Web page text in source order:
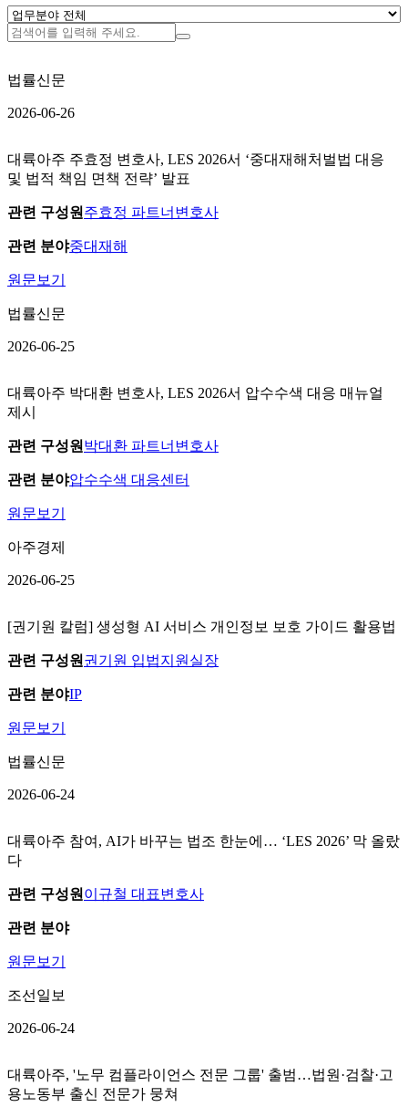
법률신문
2026-06-26
대륙아주 주효정 변호사, LES 2026서 ‘중대재해처벌법 대응
및 법적 책임 면책 전략’ 발표
관련 구성원 주효정 파트너변호사
관련 분야중대재해
원문보기
법률신문
2026-06-25
대륙아주 박대환 변호사, LES 2026서 압수수색 대응 매뉴얼
제시
관련 구성원 박대환 파트너변호사
관련 분야압수수색 대응센터
원문보기
아주경제
2026-06-25
[권기원 칼럼] 생성형 AI 서비스 개인정보 보호 가이드 활용법
관련 구성원 권기원 입법지원실장
관련 분야IP
원문보기
법률신문
2026-06-24
대륙아주 참여, AI가 바꾸는 법조 한눈에… ‘LES 2026’ 막 올랐
다
관련 구성원 이규철 대표변호사
관련 분야
원문보기
조선일보
2026-06-24
대륙아주, '노무 컴플라이언스 전문 그룹' 출범…법원·검찰·고
용노동부 출신 전문가 뭉쳐